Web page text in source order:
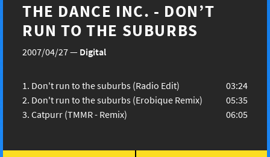
THE DANCE INC. - DON’T
RUN TO THE SUBURBS
2007/04/27— Digital
Don't run to the suburbs (Radio Edit)
03:24
Don't run to the suburbs (Erobique Remix)
05:35
Catpurr (TMMR - Remix)
06:05